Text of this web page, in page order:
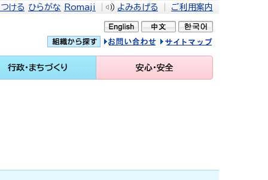
ける ひらがな Romaji よみあげる ご利用案内
問い合せ イトマップ
行政・まちづくり 安心・安全